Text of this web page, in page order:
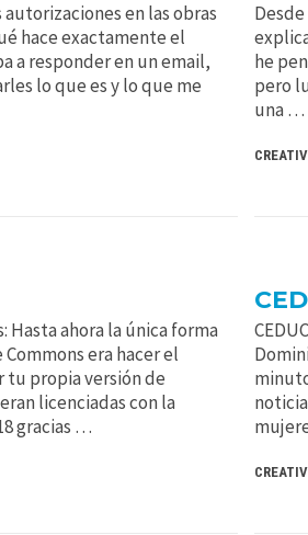
en las obras
hace exactamente el
a responder en un email,
lo que es y lo que me
he
pero
una …
ahora la única forma
era hacer el
tu propia versión de
licenciadas con la
gracias …